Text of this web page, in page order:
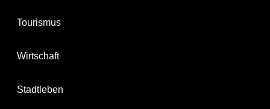
Tourismus
Wirtschaft
Stadtleben